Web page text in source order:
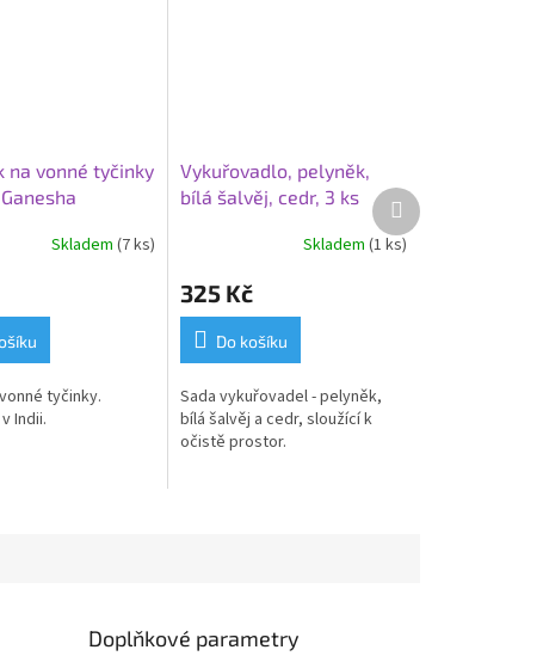
na vonné tyčinky
Skladem(7 ks)
tyčinky.
Indii.
Vykuřovadlo, pelyněk,
bílá šalvěj, cedr, 3 ks
Skladem (1 ks)
325 Kč
Do košíku
Sada vykuřovadel - pelyněk,
bílá šalvěj a cedr, sloužící k
očistě prostor.
Další
produkt
Doplňkové parametry